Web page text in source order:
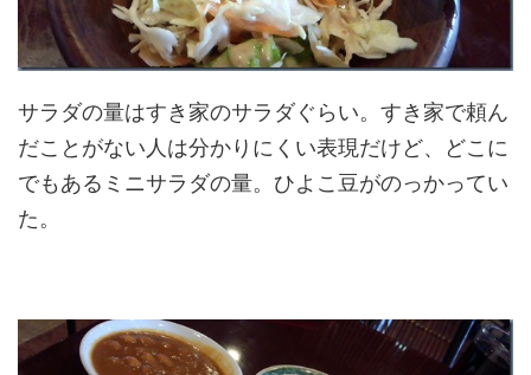
サラダの量はすき家のサラダぐらい。すき家で頼ん
だことがない人は分かりにくい表現だけど、どこに
でもあるミニサラダの量。ひよこ豆がのっかってい
た。